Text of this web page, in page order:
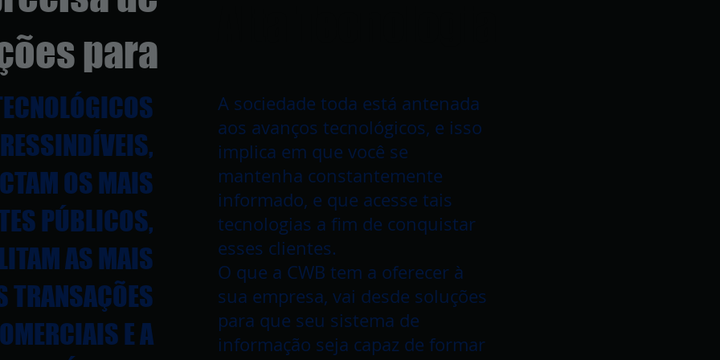
para
OS MAIS
PÚBLICOS,
AS MAIS
TRANSAÇÕES
E A
A sociedade toda está antenada
aos avanços tecnológicos, e isso
implica em que você se
mantenha constantemente
informado, e que acesse tais
tecnologias a fim de conquistar
esses clientes.
O que a CWB tem a oferecer à
sua empresa, vai desde soluções
para que seu sistema de
informação seja capaz de formar